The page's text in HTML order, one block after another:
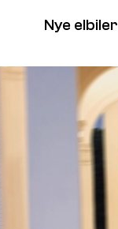
Nye elbiler